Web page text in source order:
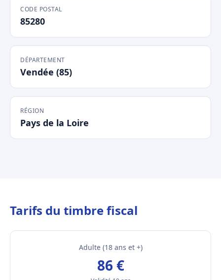
CODE POSTAL
85280
DÉPARTEMENT
Vendée (85)
RÉGION
Pays de la Loire
Tarifs du timbre fiscal
Adulte (18 ans et +)
86 €